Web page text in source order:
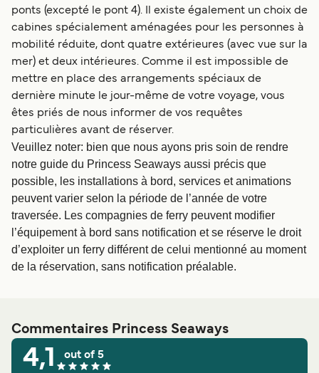
ponts (excepté le pont 4). Il existe également un choix de
cabines spécialement aménagées pour les personnes à
mobilité réduite, dont quatre extérieures (avec vue sur la
mer) et deux intérieures. Comme il est impossible de
mettre en place des arrangements spéciaux de
dernière minute le jour-même de votre voyage, vous
êtes priés de nous informer de vos requêtes
particulières avant de réserver.
Veuillez noter: bien que nous ayons pris soin de rendre
notre guide du Princess Seaways aussi précis que
possible, les installations à bord, services et animations
peuvent varier selon la période de l’année de votre
traversée. Les compagnies de ferry peuvent modifier
l’équipement à bord sans notification et se réserve le droit
d’exploiter un ferry différent de celui mentionné au moment
de la réservation, sans notification préalable.
Commentaires Princess Seaways
4,1 out of 5